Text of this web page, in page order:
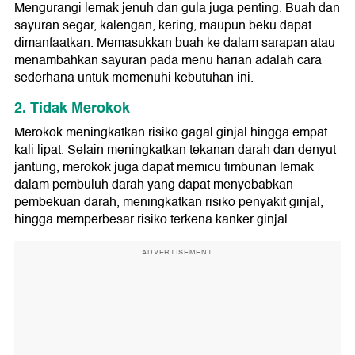
Mengurangi lemak jenuh dan gula juga penting. Buah dan
sayuran segar, kalengan, kering, maupun beku dapat
dimanfaatkan. Memasukkan buah ke dalam sarapan atau
menambahkan sayuran pada menu harian adalah cara
sederhana untuk memenuhi kebutuhan ini.
2. Tidak Merokok
Merokok meningkatkan risiko gagal ginjal hingga empat
kali lipat. Selain meningkatkan tekanan darah dan denyut
jantung, merokok juga dapat memicu timbunan lemak
dalam pembuluh darah yang dapat menyebabkan
pembekuan darah, meningkatkan risiko penyakit ginjal,
hingga memperbesar risiko terkena kanker ginjal.
ADVERTISEMENT